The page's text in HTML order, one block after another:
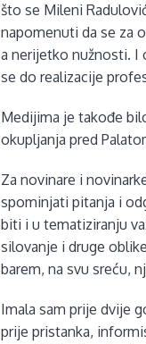
što se Mileni
napomenuti da se za
a nerijetko nužnosti. I
se do realizacije
Medijima je takođe
okupljanja pred
Za novinare i
spominjati pitanja i
biti i u tematiziranju
silovanje i druge
barem, na svu sreću,
Imala sam prije dvije
prije pristanka,